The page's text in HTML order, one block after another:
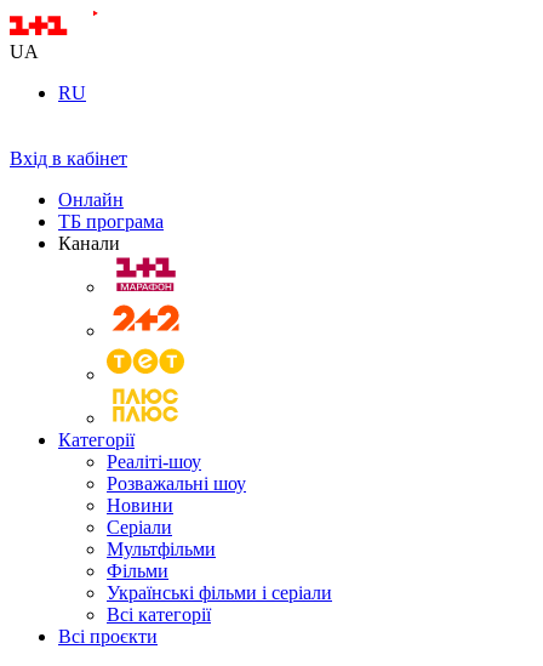
UA
RU
Вхід в кабінет
Онлайн
ТБ програма
Канали
Категорії
Реаліті-шоу
Розважальні шоу
Новини
Серіали
Мультфільми
Фільми
Українські фільми і серіали
Всі категорії
Всі проєкти